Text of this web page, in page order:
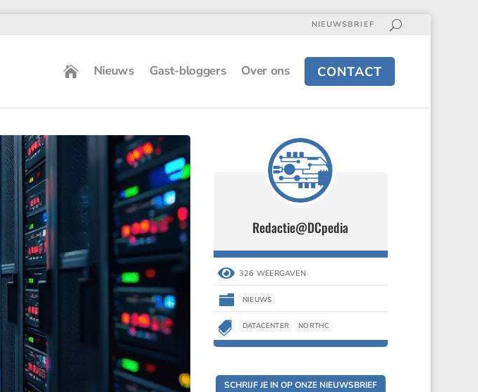
NIEUWSBRIEF
Nieuws Gast-bloggers Over ons CONTACT
Redactie@DCpedia
 326 WEERGAVEN
 NIEUWS
 DATACENTER NORTHC
SCHRIJF JE IN OP ONZE NIEUWSBRIEF